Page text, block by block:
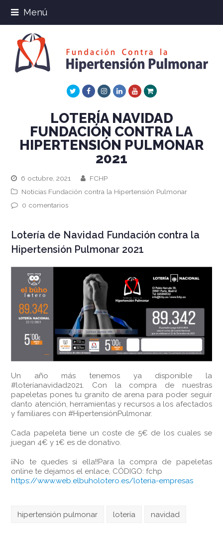
Menú
TwitterFacebookInstagram
LinkedInYoutube
Xing
LOTERÍA NAVIDAD
FUNDACIÓN CONTRA LA
HIPERTENSIÓN PULMONAR
2021
6 octubre, 2021
FCHP
Noticias Fundación contra la Hipertensión Pulmonar
0 comentarios
Lotería de Navidad Fundación contra la
Hipertensión Pulmonar 2021
Un año más tenemos ya disponible la
#loteríanavidad2021. Con la compra de nuestras
papeletas pones tu granito de arena para poder seguir
danto atención, herramientas y recursos a los afectados
y familiares con #HipertensiónPulmonar.
Cada papeleta tiene un coste de 5€ de los cuales se
juegan 4€ y 1€ es de donativo.
¡¡No te quedes si ella!!Para la compra de papeletas
online te dejamos el enlace, CÓDIGO: fchp
https://www.web.elbuholotero.es/loteria-empresas
hipertensión pulmonar lotería navidad